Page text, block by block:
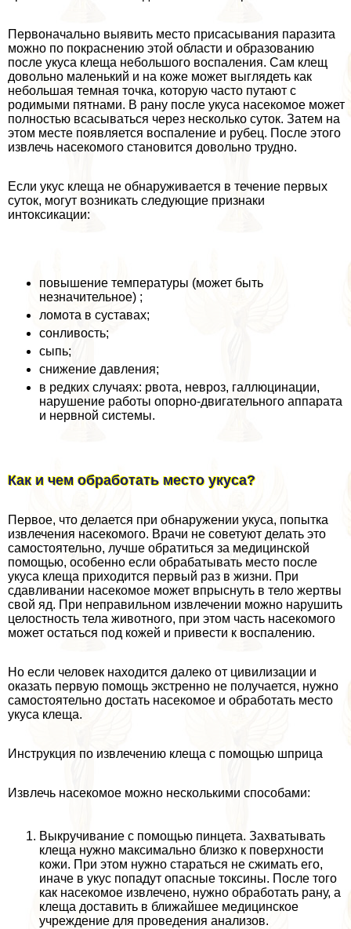
Первоначально выявить место присасывания паразита
можно по покраснению этой области и образованию
после укуса клеща небольшого воспаления. Сам клещ
довольно маленький и на коже может выглядеть как
небольшая темная точка, которую часто путают с
родимыми пятнами. В рану после укуса насекомое может
полностью всасываться через несколько суток. Затем на
этом месте появляется воспаление и рубец. После этого
извлечь насекомого становится довольно трудно.
Если укус клеща не обнаруживается в течение первых
суток, могут возникать следующие признаки
интоксикации:
повышение температуры (может быть
незначительное) ;
ломота в суставах;
сонливость;
сыпь;
снижение давления;
в редких случаях: рвота, невроз, галлюцинации,
нарушение работы опopно-двигательного аппарата
и нервной системы.
Как и чем обработать место укуса?
Первое, что делается при обнаружении укуса, попытка
извлечения насекомого. Врачи не советуют делать это
самостоятельно, лучше обратиться за медицинской
помощью, особенно если обpaбатывать место после
укуса клеща приходится первый раз в жизни. При
сдавливании насекомое может впрыснуть в тело жертвы
свой яд. При неправильном извлечении можно нарушить
целостность тела животного, при этом часть насекомого
может остаться под кожей и привести к воспалению.
Но если человек находится далеко от цивилизации и
оказать первую помощь экстренно не получается, нужно
самостоятельно достать насекомое и обработать место
укуса клеща.
Инструкция по извлечению клеща с помощью шприца
Извлечь насекомое можно несколькими способами:
Выкручивание с помощью пинцета. Захватывать
клеща нужно максимально близко к поверхности
кожи. При этом нужно стараться не сжимать его,
иначе в укус попадут опасные токсины. После того
как насекомое извлечено, нужно обработать рану, а
клеща доставить в ближайшее медицинское
учреждение для проведения анализов.